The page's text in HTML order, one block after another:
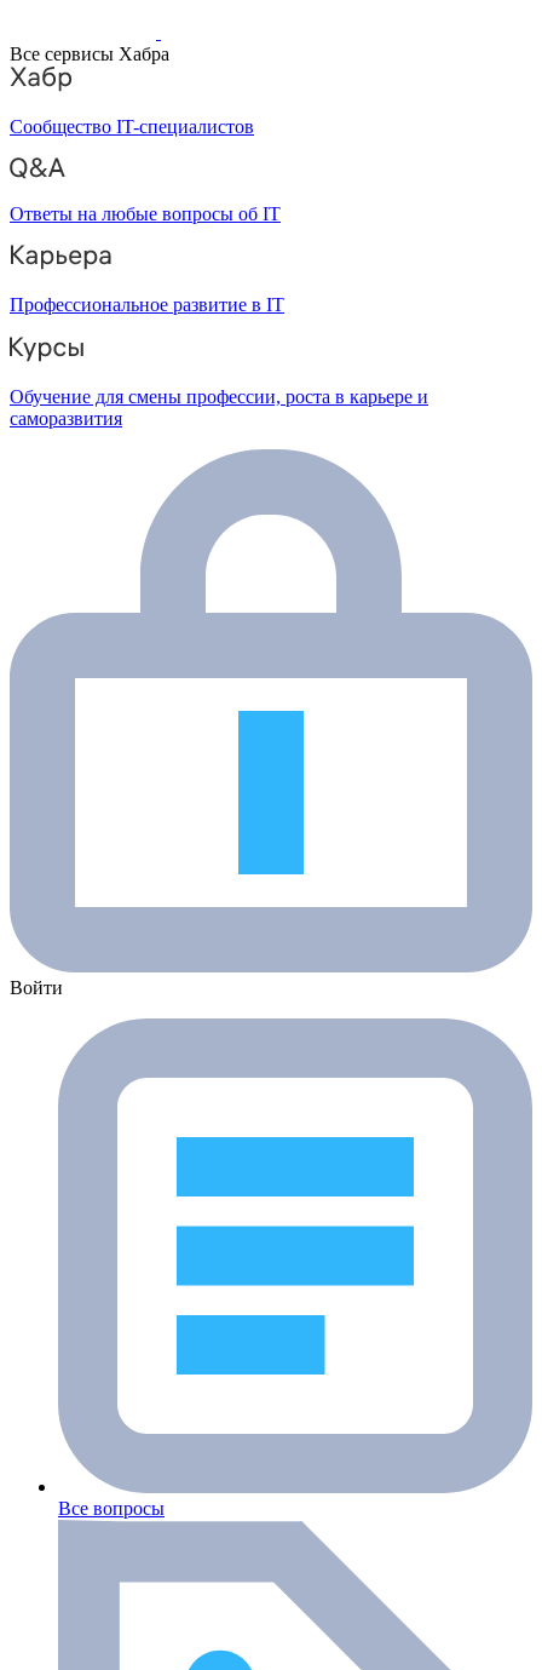
Все сервисы Хабра
Сообщество IT-специалистов
Ответы на любые вопросы об IT
Профессиональное развитие в IT
Обучение для смены профессии, роста в карьере и
саморазвития
Войти
Все вопросы